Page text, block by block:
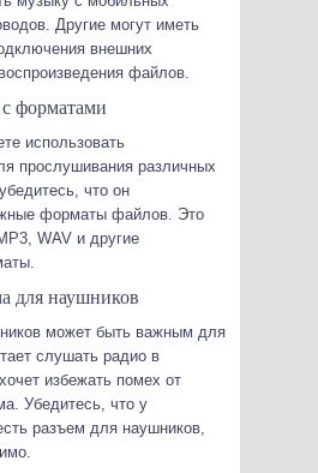
Другие могут иметь
внешних
файлов.
форматами
использовать
прослушивания различных
что он
форматы файлов. Это
WAV и другие
для наушников
может быть важным для
слушать радио в
избежать помех от
Убедитесь, что у
разъем для наушников,